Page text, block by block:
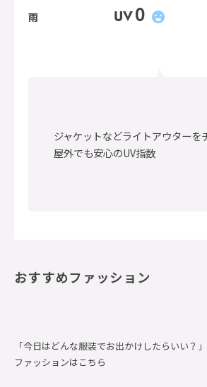
雨 UV0
ジャケットなどライトアウター
屋外でも安心のUV指数
おすすめファッション
「今日はどんな服装でお出かけしたらいい？
ファッションはこちら